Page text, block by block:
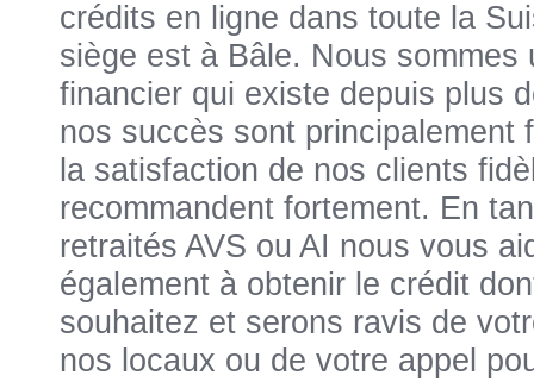
crédits en ligne dans toute la
siège est à Bâle. Nous sommes
financier qui existe depuis plus
nos succès sont principalement
la satisfaction de nos clients
recommandent fortement. En
retraités AVS ou AI nous vous
également à obtenir le crédit
souhaitez et serons ravis de
nos locaux ou de votre appel